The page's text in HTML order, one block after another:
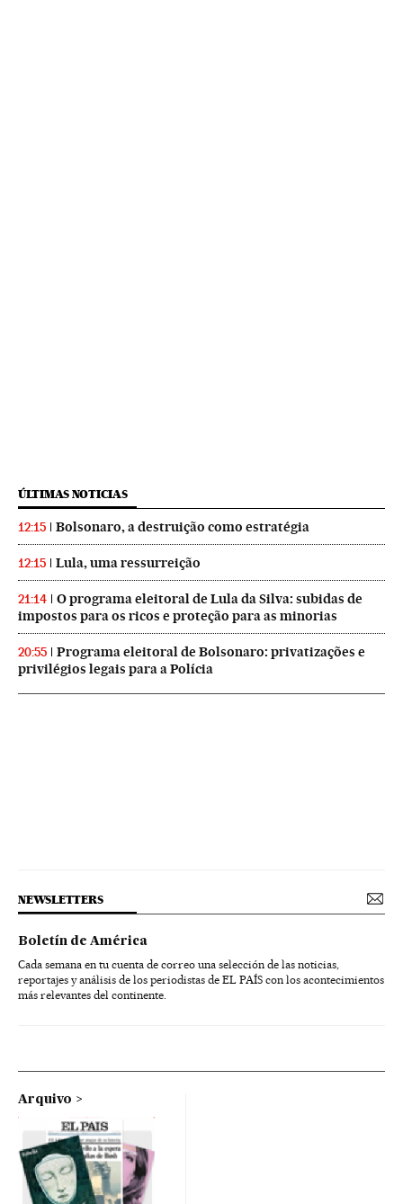
ÚLTIMAS NOTICIAS
12:15 Bolsonaro, a destruição como estratégia
12:15 Lula, uma ressurreição
21:14
O programa eleitoral de Lula da Silva: subidas de
impostos para os ricos e proteção para as minorias
20:55
Programa eleitoral de Bolsonaro: privatizações e
privilégios legais para a Polícia
NEWSLETTERS
Boletín de América
Cada semana en tu cuenta de correo una selección de las noticias,
reportajes y análisis de los periodistas de EL PAÍS con los acontecimientos
más relevantes del continente.
Arquivo